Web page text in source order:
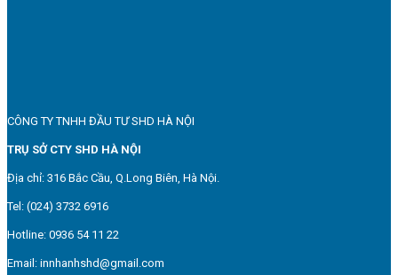
CÔNG TY TNHH ĐẦU TƯ SHD HÀ NỘI
TRỤ SỞ CTY SHD HÀ NỘI
Địa chỉ: 316 Bắc Cầu, Q.Long Biên, Hà Nội.
Tel: (024) 3732 6916
Hotline: 0936 54 11 22
Email: innhanhshd@gmail.com